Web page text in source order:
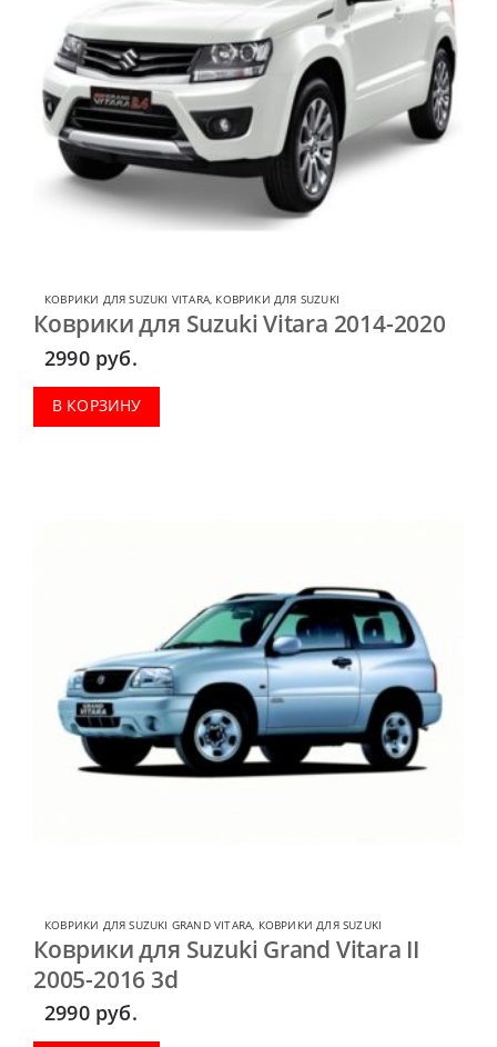
КОВРИКИ ДЛЯ SUZUKI VITARA, КОВРИКИ ДЛЯ SUZUKI
Коврики для Suzuki Vitara 2014-2020
2990 руб.
В КОРЗИНУ
КОВРИКИ ДЛЯ SUZUKI GRAND VITARA КОВРИКИ ДЛЯ SUZUKI
Коврики для Suzuki Grand Vitara II
2005-2016 3d
2990 руб.